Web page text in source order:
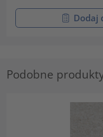
Dodaj
Podobne